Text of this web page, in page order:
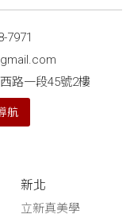
7971
路一段45號2樓
航
新北
立新真美學